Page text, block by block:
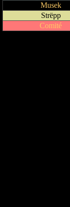
Musek
Strëpp
Comité